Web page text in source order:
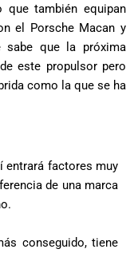
también equipan
el Porsche Macan y
sabe que la próxima
este propulsor pero
como la que se ha
entrará factores muy
de una marca
conseguido, tiene